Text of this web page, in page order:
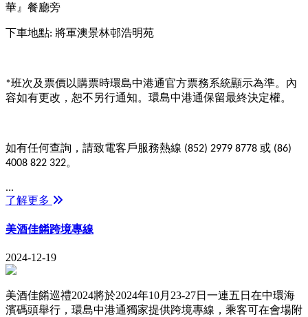
華』餐廳旁
下車地點: 將軍澳景林邨浩明苑
*班次及票價以購票時環島中港通官方票務系統顯示為準。內
容如有更改，恕不另行通知。環島中港通保留最終決定權。
如有任何查詢，請致電客戶服務熱線 (852) 2979 8778 或 (86)
4008 822 322。
...
了解更多
美酒佳餚跨境專線
2024-12-19
美酒佳餚巡禮2024將於2024年10月 23-27日一連五日在中環海
濱碼頭舉行，環島中港通獨家提供跨境專線，乘客可在會場附